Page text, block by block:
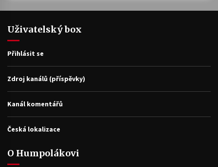
Uživatelský box
Přihlásit se
Zdroj kanálů (příspěvky)
Kanál komentářů
Česká lokalizace
O Humpolákovi